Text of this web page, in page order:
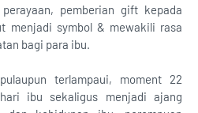
pemberian gift kepada
menjadi symbol & mewakili rasa
bagi para ibu.
terlampaui, moment 22
ibu sekaligus menjadi ajang